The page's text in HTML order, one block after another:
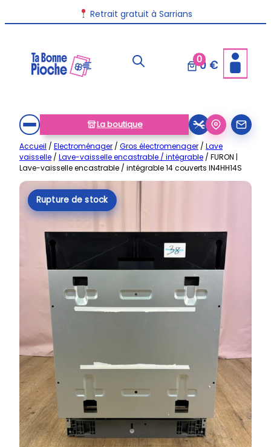
au
Retrait gratuit à Sarrians
00 €
La boutique
Accueil / Electroménager / Gros électromenager / Lave
vaisselle / Lave-vaisselle encastrable / intégrable / FURON |
Lave-vaisselle encastrable / intégrable 14 couverts IN4HH14S